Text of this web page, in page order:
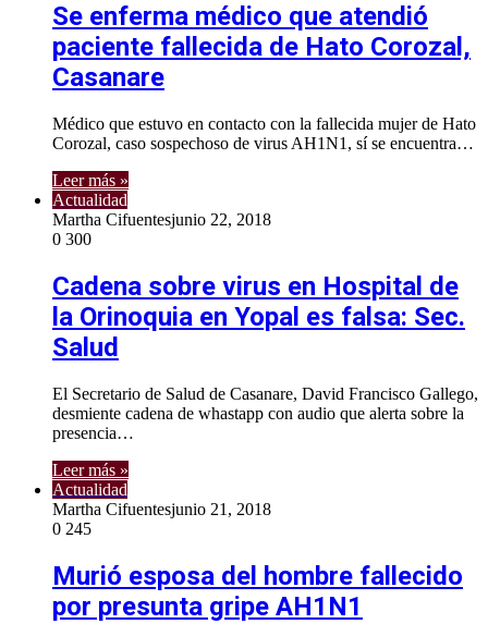
Se enferma médico que atendió
paciente fallecida de Hato Corozal,
Casanare
Médico que estuvo en contacto con la fallecida mujer de Hato
Corozal, caso sospechoso de virus AH1N1, sí se encuentra…
Leer más »
Actualidad
Martha Cifuentesjunio 22, 2018
0 300
Cadena sobre virus en Hospital de
la Orinoquia en Yopal es falsa: Sec.
Salud
El Secretario de Salud de Casanare, David Francisco Gallego,
desmiente cadena de whastapp con audio que alerta sobre la
presencia…
Leer más »
Actualidad
Martha Cifuentesjunio 21, 2018
0 245
Murió esposa del hombre fallecido
por presunta gripe AH1N1